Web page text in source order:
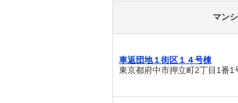
マン
車返団地１街区１４号棟
東京都府中市押立町2丁目1番1